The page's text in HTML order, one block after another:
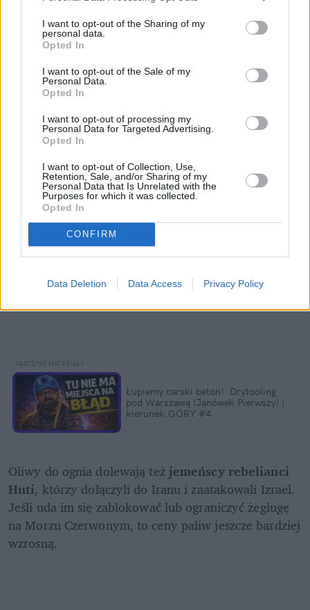
I want to opt-out of the Sharing of my
personal data.
Opted In
I want to opt-out of the Sale of my
Personal Data.
Opted In
I want to opt-out of processing my
Personal Data for Targeted Advertising.
Opted In
I want to opt-out of Collection, Use,
Retention, Sale, and/or Sharing of my
Personal Data that Is Unrelated with the
Purposes for which it was collected.
Opted In
CONFIRM
Data Deletion Data Access Privacy Policy
prognozują eksperci z firmy XTB.
Łupiemy carski beton!  Drytooling
pod Warszawą (Janówek Pierwszy) |
kierunek:GÓRY #4
Oliwy do ognia dolewają też jemeńscy rebelianci
Huti, którzy dołączyli do Iranu i zaatakowali Izrael.
Jeśli uda im się zablokować lub ograniczyć żeglugę
na Morzu Czerwonym, to ceny paliw jeszcze bardziej
wzrosną.